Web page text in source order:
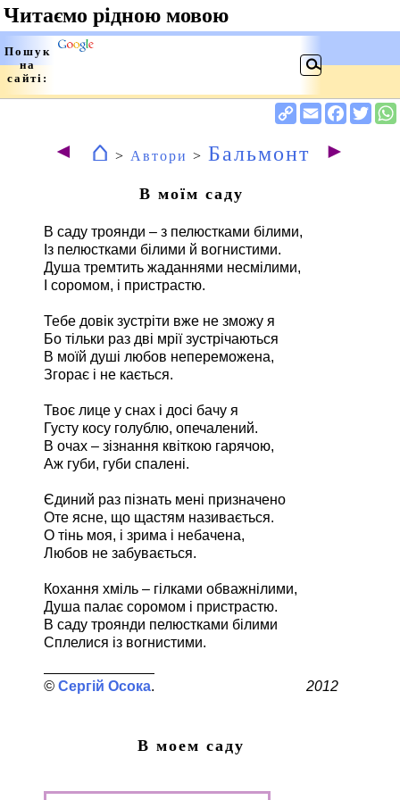
◄ ⌂ > Автори > Бальмонт ►
В моїм саду
В саду троянди – з пелюстками білими,
Із пелюстками білими й вогнистими.
Душа тремтить жаданнями несмілими,
І соромом, і пристрастю.
Тебе довік зустріти вже не зможу я
Бо тільки раз дві мрії зустрічаються
В моїй душі любов непереможена,
Згорає і не кається.
Твоє лице у снах і досі бачу я
Густу косу голублю, опечалений.
В очах – зізнання квіткою гарячою,
Аж губи, губи спалені.
Єдиний раз пізнать мені призначено
Оте ясне, що щастям називається.
О тінь моя, і зрима і небачена,
Любов не забувається.
Кохання хміль – гілками обважнілими,
Душа палає соромом і пристрастю.
В саду троянди пелюстками білими
Сплелися із вогнистими.
Сергій Осока 2012
В моем саду